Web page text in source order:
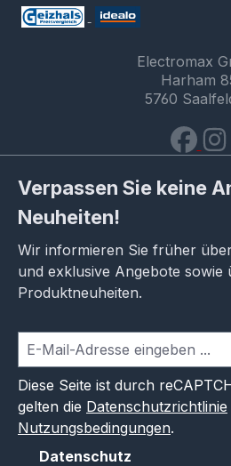
Electromax
Harham
5760
Verpassen Sie keine
Neuheiten!
Wir informieren Sie früher
und exklusive Angebote sowie
Produktneuheiten.
Diese Seite ist durch
gelten die Datenschutzrichtlinie
Nutzungsbedingungen.
Datenschutz